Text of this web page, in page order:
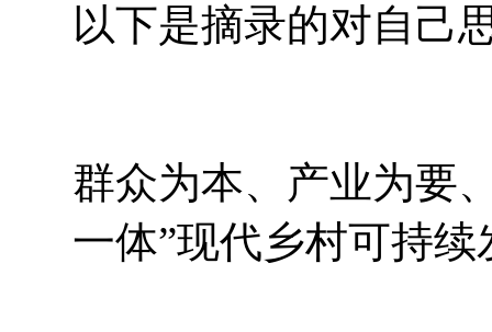
以下是摘录的对自己
群众为本、产业为要
一体”现代乡村可持续